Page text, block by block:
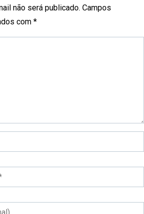
não será publicado. Campos
com *